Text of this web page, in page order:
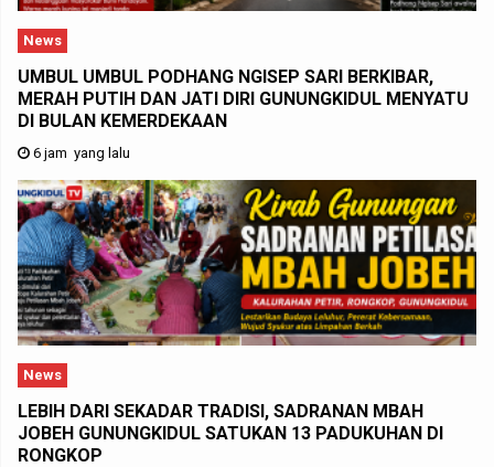
News
UMBUL UMBUL PODHANG NGISEP SARI BERKIBAR,
MERAH PUTIH DAN JATI DIRI GUNUNGKIDUL MENYATU
DI BULAN KEMERDEKAAN
6 jam yang lalu
News
LEBIH DARI SEKADAR TRADISI, SADRANAN MBAH
JOBEH GUNUNGKIDUL SATUKAN 13 PADUKUHAN DI
RONGKOP